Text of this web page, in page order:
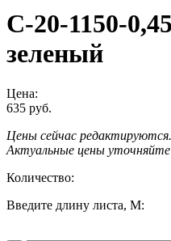
С-20-1150-
зеленый
Цена:
635 руб.
Цены сейчас редактируются.
Актуальные цены
Количество:
Введите длину листа, М: